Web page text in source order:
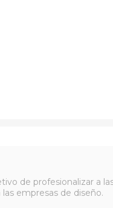
de profesionalizar a
empresas de diseño.